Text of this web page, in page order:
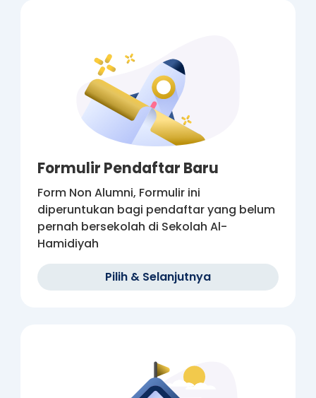
Formulir Pendaftar Baru
Form Non Alumni, Formulir ini
diperuntukan bagi pendaftar yang belum
pernah bersekolah di Sekolah Al-
Hamidiyah
Pilih & Selanjutnya